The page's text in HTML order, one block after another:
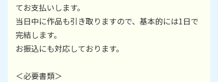
てお支払いします。
当日中に作品も引き取りますので、基本的には1日で
完結します。
お振込にも対応しております。
＜必要書類＞